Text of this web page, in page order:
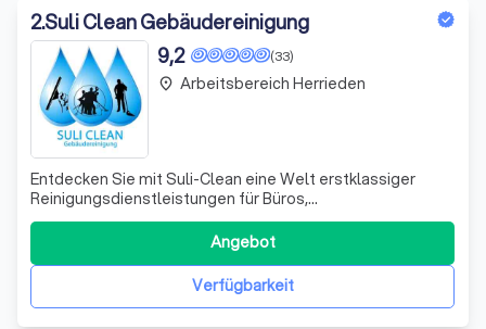
2.Suli Clean Gebäudereinigung
(33)
9,2
Entdecken Sie mit Suli-Clean eine Welt erstklassiger
Reinigungsdienstleistungen für Büros,
Gewerbeimmobilien und Glasflächen in Fürth, Nürnberg
und Erlangen. Wir verstehen die Bedeutung einer
makellosen Arbeitsumgebung und setzen uns mit
Leidenschaft dafür ein, maßgeschneiderte
Reinigungslösungen anVerfügbarkeit
Angebot
place Arbeitsbereich Herrieden